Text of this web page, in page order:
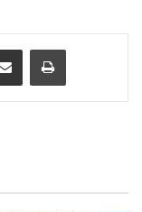
Enviar vía email Imprimir